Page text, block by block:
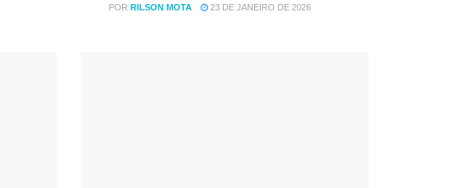
POR RILSON MOTA 23 DE JANEIRO DE 2026